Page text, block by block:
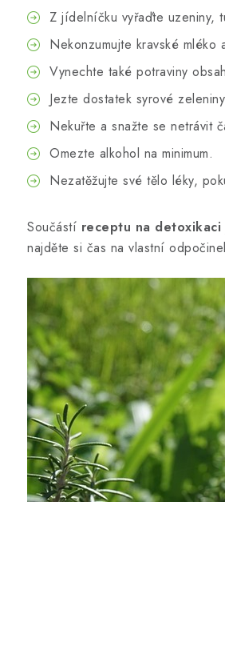
Z jídelníčku vyřaďte uzeniny,
Nekonzumujte kravské mléko
Vynechte také potraviny
Jezte dostatek syrové
Nekuřte a snažte se netrávit
Omezte alkohol na minimum.
Nezatěžujte své tělo léky,
Součástí receptu na
najděte si čas na vlastní